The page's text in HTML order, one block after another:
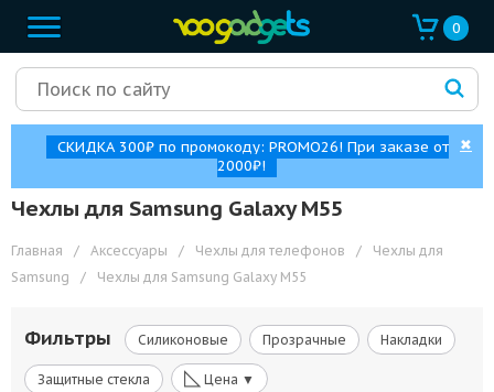
0
СКИДКА 300₽ по промокоду: PROMO26! При заказе от
2000₽!
✖
Чехлы для Samsung Galaxy M55
Главная / Аксессуары / Чехлы для телефонов /
Чехлы для
Samsung
/ Чехлы для Samsung Galaxy M55
Фильтры Силиконовые Прозрачные Накладки
Защитные стекла ◺ Цена ▼